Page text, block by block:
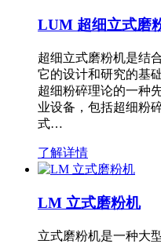
LUM 超细立式磨
超细立式磨粉机是结
它的设计和研究的基
超细粉碎理论的一种
业设备，包括超细粉
式…
了解详情
LM 立式磨粉机
立式磨粉机是一种大